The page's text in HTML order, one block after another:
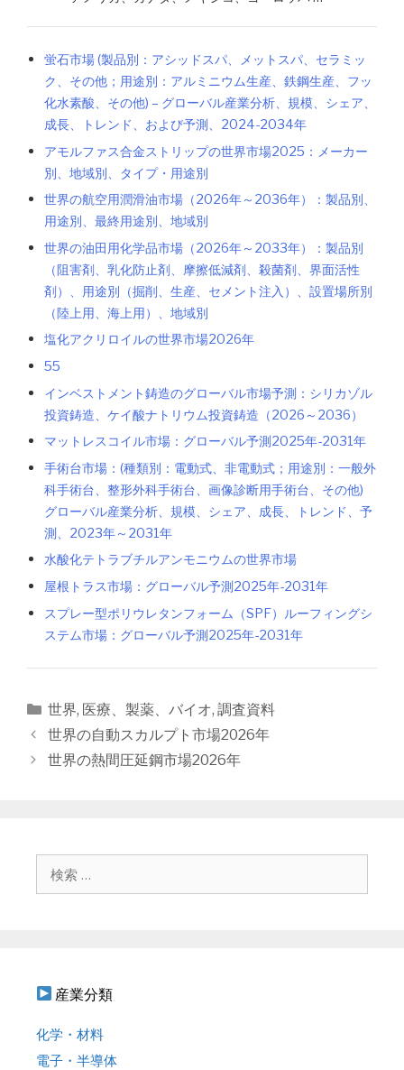
蛍石市場 (製品別：アシッドスパ、メットスパ、セラミッ
ク、その他；用途別：アルミニウム生産、鉄鋼生産、フッ
化水素酸、その他) – グローバル産業分析、規模、シェア、
成長、トレンド、および予測、2024-2034年
アモルファス合金ストリップの世界市場2025：メーカー
別、地域別、タイプ・用途別
世界の航空用潤滑油市場（2026年～2036年）：製品別、
用途別、最終用途別、地域別
世界の油田用化学品市場（2026年～2033年）：製品別
（阻害剤、乳化防止剤、摩擦低減剤、殺菌剤、界面活性
剤）、用途別（掘削、生産、セメント注入）、設置場所別
（陸上用、海上用）、地域別
塩化アクリロイルの世界市場2026年
55
インベストメント鋳造のグローバル市場予測：シリカゾル
投資鋳造、ケイ酸ナトリウム投資鋳造（2026～2036）
マットレスコイル市場：グローバル予測2025年-2031年
手術台市場：(種類別：電動式、非電動式；用途別：一般外
科手術台、整形外科手術台、画像診断用手術台、その他)
グローバル産業分析、規模、シェア、成長、トレンド、予
測、2023年～2031年
水酸化テトラブチルアンモニウムの世界市場
屋根トラス市場：グローバル予測2025年-2031年
スプレー型ポリウレタンフォーム（SPF）ルーフィングシ
ステム市場：グローバル予測2025年-2031年
カ
テ
ゴ
世界, 医療、製薬、バイオ, 調査資料
投
稿
世界の自動スカルプト市場2026年
世界の熱間圧延鋼市場2026年
産業分類
化学・材料
電子・半導体